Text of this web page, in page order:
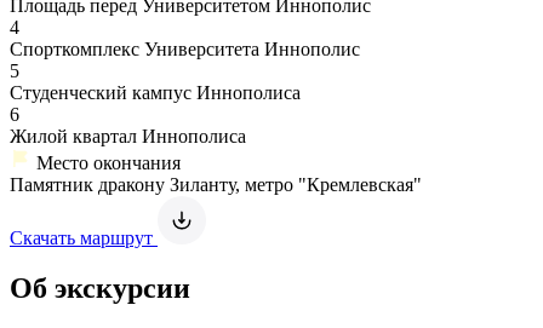
Площадь перед Университетом Иннополис
4
Спорткомплекс Университета Иннополис
5
Студенческий кампус Иннополиса
6
Жилой квартал Иннополиса
Место окончания
Памятник дракону Зиланту, метро "Кремлевская"
Скачать маршрут
Об экскурсии